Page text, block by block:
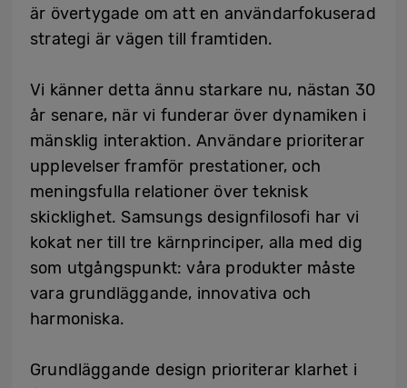
är övertygade om att en användarfokuserad
strategi är vägen till framtiden.
Vi känner detta ännu starkare nu, nästan 30
år senare, när vi funderar över dynamiken i
mänsklig interaktion. Användare prioriterar
upplevelser framför prestationer, och
meningsfulla relationer över teknisk
skicklighet. Samsungs designfilosofi har vi
kokat ner till tre kärnprinciper, alla med dig
som utgångspunkt: våra produkter måste
vara grundläggande, innovativa och
harmoniska.
Grundläggande design prioriterar klarhet i